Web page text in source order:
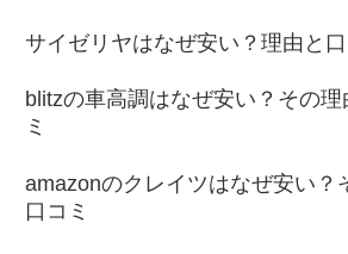
サイゼリヤはなぜ安い？理由と口
blitzの車高調はなぜ安い？その理
ミ
amazonのクレイツはなぜ安い？
口コミ